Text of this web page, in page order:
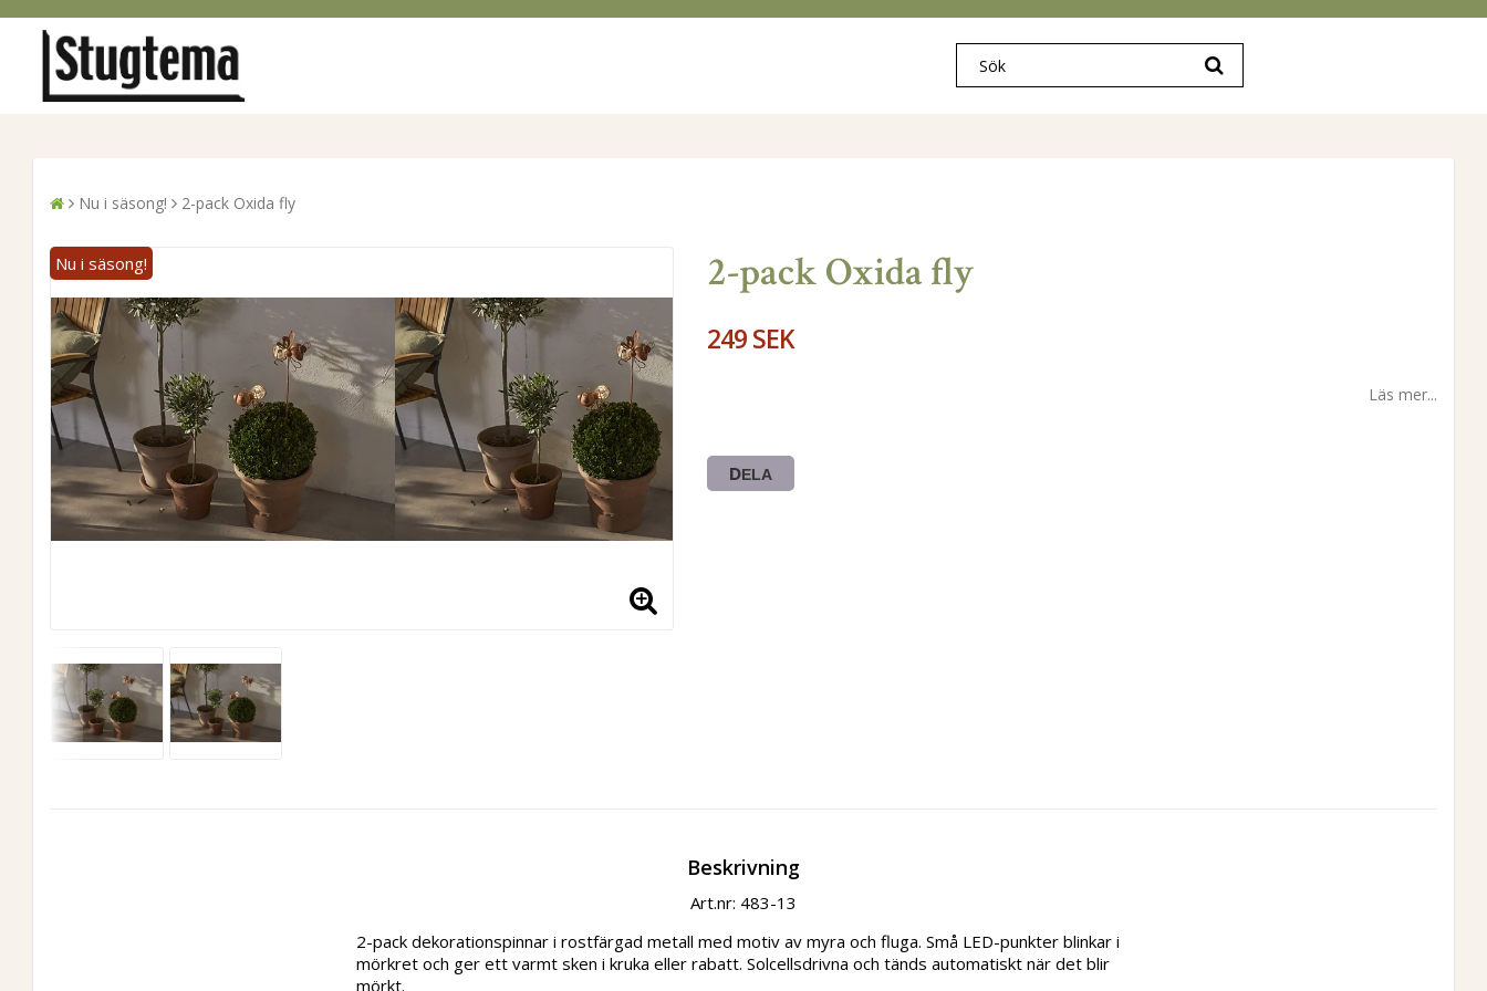
Nu i säsong! 2-pack Oxida fly
2-pack Oxida fly
249 SEK
Läs mer...
DELA
Beskrivning
Art.nr: 483-13
2-pack dekorationspinnar i rostfärgad metall med motiv av myra och fluga. Små LED-punkter blinkar i
mörkret och ger ett varmt sken i kruka eller rabatt. Solcellsdrivna och tänds automatiskt när det blir
mörkt.